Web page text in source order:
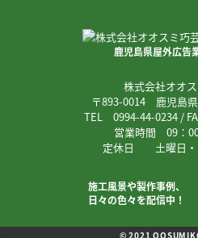
鹿児島県屋外広
株式会社オオ
〒893-0014 鹿児島
TEL 0994-44-0234 /
営業時間 09：
定休日 土曜日・
施工風景や製作事例、
日々の色々を配信中！
© 2021